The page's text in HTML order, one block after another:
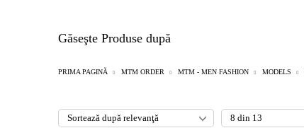
Găseşte Produse după
PRIMA PAGINĂ MTM ORDER MTM - MEN FASHION MODELS